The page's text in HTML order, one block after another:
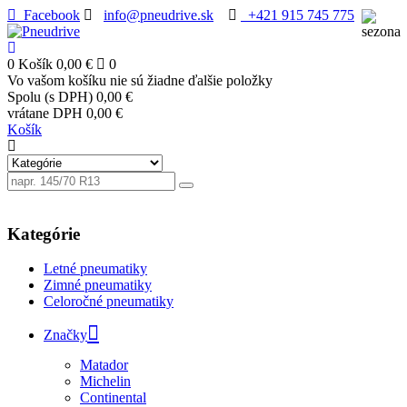
Facebook info@pneudrive.sk +421 915 745 775
0 Košík 0,00 €
0
Vo vašom košíku nie sú žiadne ďalšie položky
Spolu (s DPH) 0,00 €
vrátane DPH 0,00 €
Košík
Kategórie
Letné pneumatiky
Zimné pneumatiky
Celoročné pneumatiky
Značky
Matador
Michelin
Continental